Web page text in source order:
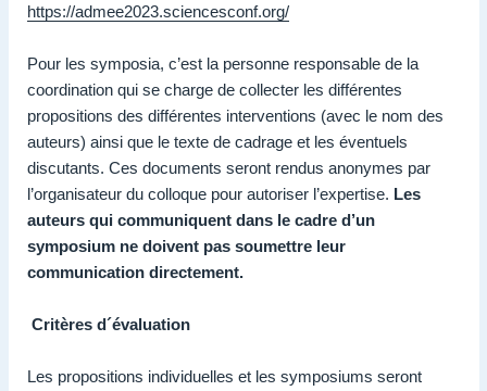
https://admee2023.sciencesconf.org/
Pour les symposia, c’est la personne responsable de la
coordination qui se charge de collecter les différentes
propositions des différentes interventions (avec le nom des
auteurs) ainsi que le texte de cadrage et les éventuels
discutants. Ces documents seront rendus anonymes par
l’organisateur du colloque pour autoriser l’expertise. Les
auteurs qui communiquent dans le cadre d’un
symposium ne doivent pas soumettre leur
communication directement.
Critères d´évaluation
Les propositions individuelles et les symposiums seront